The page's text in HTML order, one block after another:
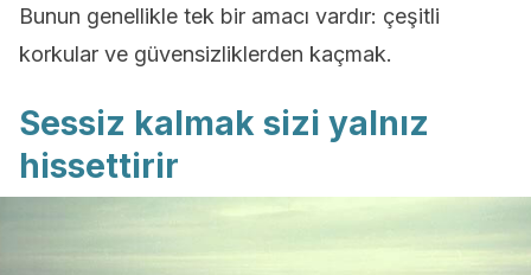
Bunun genellikle tek bir amacı vardır: çeşitli
korkular ve güvensizliklerden kaçmak.
Sessiz kalmak sizi yalnız
hissettirir